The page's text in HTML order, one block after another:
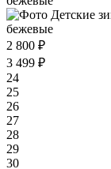
2 800 ₽
3 499 ₽
24
25
26
27
28
29
30